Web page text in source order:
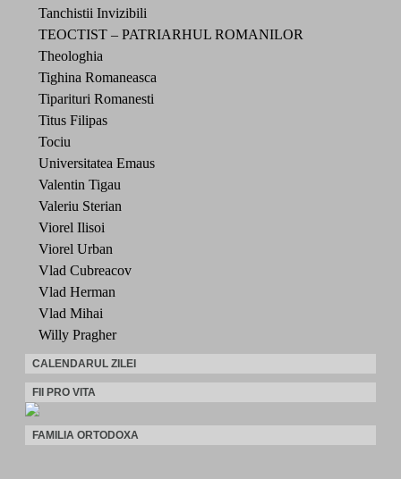
Tanchistii Invizibili
TEOCTIST – PATRIARHUL ROMANILOR
Theologhia
Tighina Romaneasca
Tiparituri Romanesti
Titus Filipas
Tociu
Universitatea Emaus
Valentin Tigau
Valeriu Sterian
Viorel Ilisoi
Viorel Urban
Vlad Cubreacov
Vlad Herman
Vlad Mihai
Willy Pragher
CALENDARUL ZILEI
FII PRO VITA
FAMILIA ORTODOXA